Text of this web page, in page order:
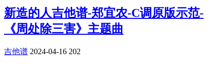
新造的人吉他谱-郑宜农-C调原版示范-
《周处除三害》主题曲
吉他谱 2024-04-16 202